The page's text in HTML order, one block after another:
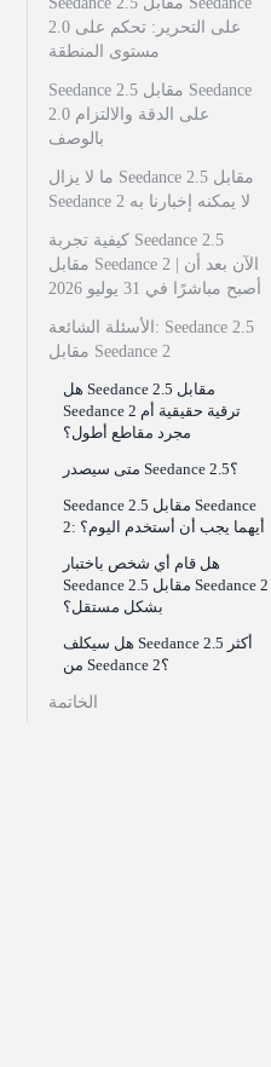
2.0 على التحرير: تحكم على
مستوى المنطقة
Seedance 2.5 مقابل Seedance
2.0 على الدقة والالتزام
بالوصف
ما لا يزال Seedance 2.5 مقابل
Seedance 2 لا يمكنه إخبارنا به
كيفية تجربة Seedance 2.5
مقابل Seedance 2 | الآن بعد أن
أصبح مباشرًا في 31 يوليو 2026
الأسئلة الشائعة: Seedance 2.5
مقابل Seedance 2
هل Seedance 2.5 مقابل
Seedance 2 ترقية حقيقية أم
مجرد مقاطع أطول؟
متى سيصدر Seedance 2.5؟
Seedance 2.5 مقابل Seedance
2: أيهما يجب أن أستخدم اليوم؟
هل قام أي شخص باختبار
Seedance 2.5 مقابل Seedance 2
بشكل مستقل؟
هل سيكلف Seedance 2.5 أكثر
من Seedance 2؟
الخاتمة